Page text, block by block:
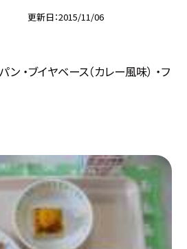
更新日 2015/11/06
・ブイヤベース（カレー風味） ・フ